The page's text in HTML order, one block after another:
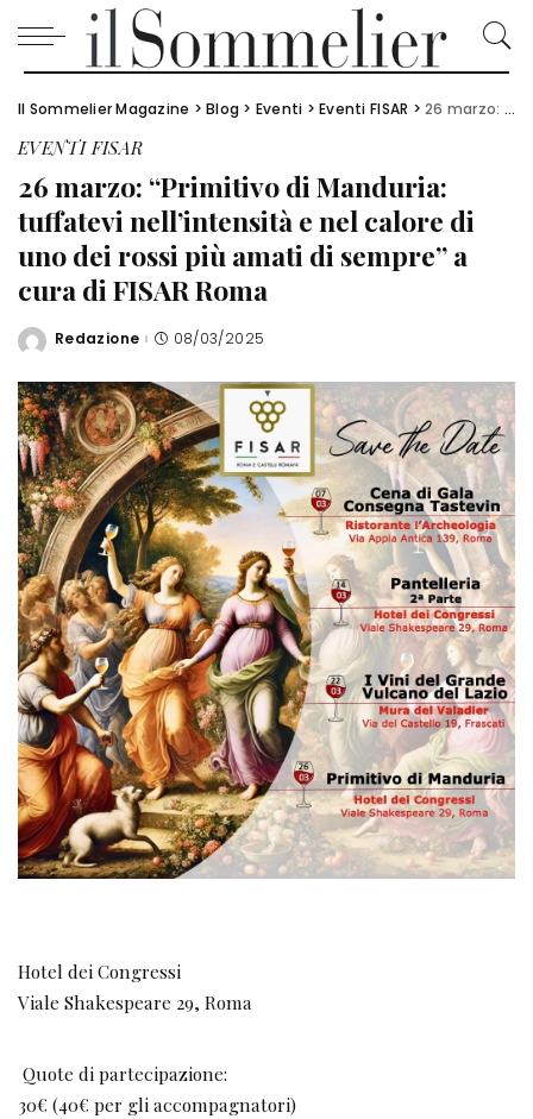
Il Sommelier Magazine >Blog > Eventi >Eventi FISAR >26 marzo: “Primitivo di Manduria: tuffatevi nell’intensità e nel calore di uno dei rossi più amati di sempre” a cura di FISAR Roma
EVENTI FISAR
26 marzo: “Primitivo di Manduria:
tuffatevi nell’intensità e nel calore di
uno dei rossi più amati di sempre” a
cura di FISAR Roma
Posted
Redazione 08/03/2025
Hotel dei Congressi
Viale Shakespeare 29, Roma
Quote di partecipazione:
30€ (40€ per gli accompagnatori)